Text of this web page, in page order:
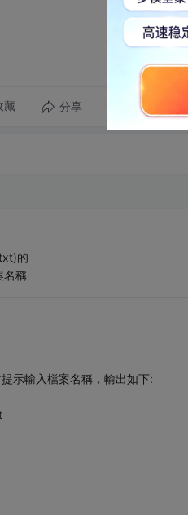
藏 分享 转发到动态
的
名稱
示輸入檔案名稱，輸出如下: